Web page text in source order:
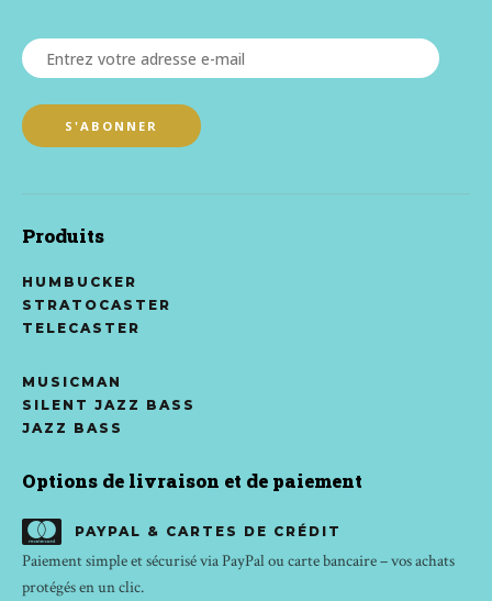
Produits
HUMBUCKER
STRATOCASTER
TELECASTER
MUSICMAN
SILENT JAZZ BASS
JAZZ BASS
Options de livraison et de paiement
PAYPAL & CARTES DE CRÉDIT
Paiement simple et sécurisé via PayPal ou carte bancaire – vos achats
protégés en un clic.